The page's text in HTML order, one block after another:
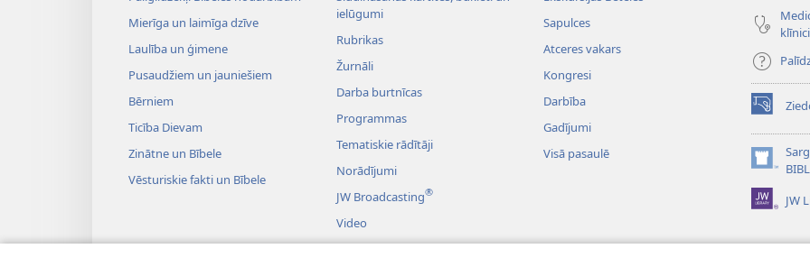
Mierīga un laimīga dzīve
Laulība un ģimene
Pusaudžiem un jauniešiem
Bērniem
Ticība Dievam
Zinātne un Bībele
Vēsturiskie fakti un Bībele
ielūgumi
Rubrikas
Žurnāli
Darba burtnīcas
Programmas
Tematiskie rādītāji
Norādījumi
JW Broadcasting®
Video
Mūzika
Sapulces
Atceres vakars
Kongresi
Darbība
Gadījumi
Visā pasaulē
(opens
new
window)
(opens
new
window)
JW